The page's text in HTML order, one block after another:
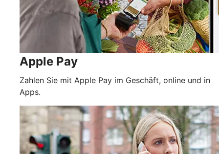
Apple Pay
Zahlen Sie mit Apple Pay im Geschäft, online und in
Apps.